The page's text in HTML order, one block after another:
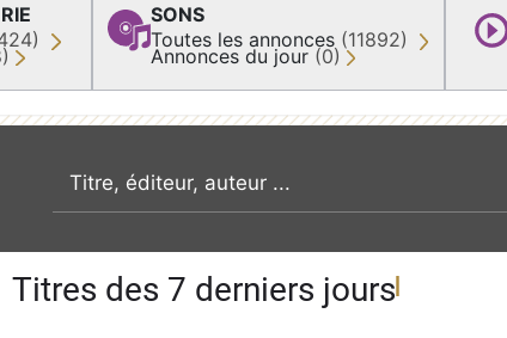
SONS
Toutes les annonces (11892)
Annonces du jour (0)
recherche par mot clé
Titres des 7 derniers jours